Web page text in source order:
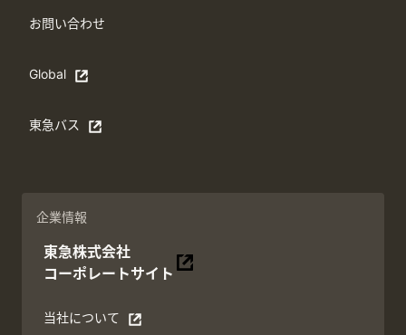
お問い合わせ
Global
Open in a new window
東急バス
別ウィンドウで開く
企業情報
東急株式会社
コーポレートサイト
別ウィンドウで開く
当社について
別ウィンドウで開く